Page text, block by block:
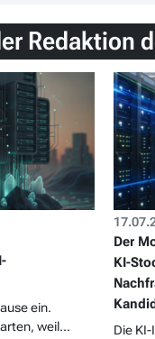
Redaktion
ein.
weil...
Der
KI-
Die